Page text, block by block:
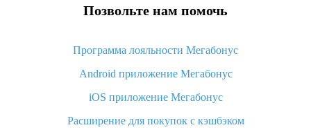
Что делать, если Алиэкспресс просит ввести паспортные
Как узнать, куда пришла посылка с Алиэкспресс
Вы отменили заказ на Алиэкспресс, когда вернут деньги?
Что такое баллы на Алиэкспресс, как их получить и
Позвольте нам помочь
Программа лояльности Мегабонус
Android приложение Мегабонус
iOS приложение Мегабонус
Расширение для покупок с кэшбэком